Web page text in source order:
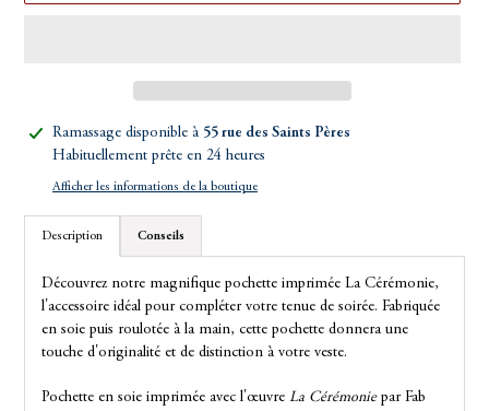
Ajout
produit
Ramassage disponible à 55 rue des Saints Pères
Habituellement prête en 24 heures
Afficher les informations de la boutique
Description Conseils
Découvrez notre magnifique pochette imprimée La Cérémonie,
l'accessoire idéal pour compléter votre tenue de soirée. Fabriquée
en soie puis roulotée à la main, cette pochette donnera une
touche d'originalité et de distinction à votre veste.
Pochette en soie imprimée avec l'œuvre La Cérémoniepar Fab